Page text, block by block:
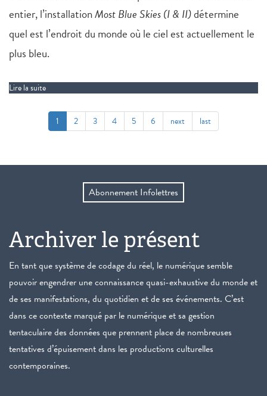
entier, l’installationMost Blue Skies (I & II)détermine
quel est l’endroit du monde où le ciel est actuellement le
plus bleu.
Lire la suite
1 2 3 4 5 6 next last
Abonnement Infolettres
Archiver le présent
En tant que système de codage du réel, le numérique semble
pouvoir engendrer une connaissance quasi-exhaustive du monde et
de ses manifestations, du quotidien et de ses événements. C’est
dans ce contexte marqué par le numérique et sa gestion
tentaculaire des données que prennent place de nombreuses
tentatives d’épuisement dans les productions culturelles
contemporaines.